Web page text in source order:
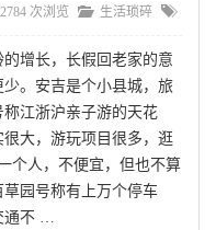
2784 次浏览 生活琐碎
增长，长假回老家的意
。安吉是个小县城，旅
江浙沪亲子游的天花
大，游玩项目很多，逛
个人，不便宜，但也不算
园号称有上万个停车
通不 …